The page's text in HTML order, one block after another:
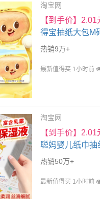
淘宝网
【到手价】2.01
得宝抽纸大包M
商品88vip
热销9万+
最新值得买 1小时前
淘宝网
【到手价】2.01
聪妈婴儿纸巾
湿牛乳纸
热销50万+
最新值得买 1小时前